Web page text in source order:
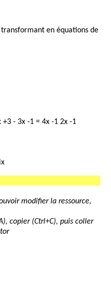
transformant en équations de
+3 - 3x -1 = 4x -1 2x -1
modifier la ressource,
copier (Ctrl+C), puis coller